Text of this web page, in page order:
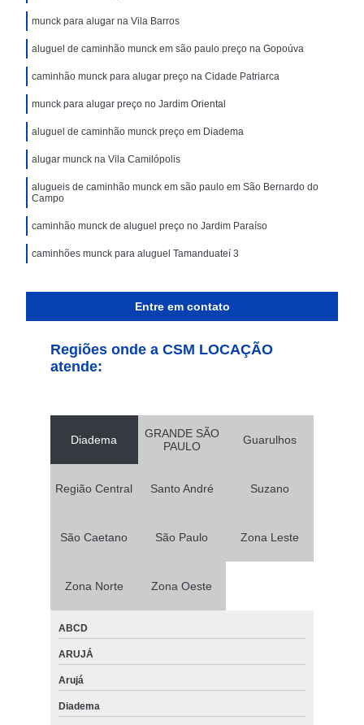
munck para alugar na Vila Barros
aluguel de caminhão munck em são paulo preço na Gopoúva
caminhão munck para alugar preço na Cidade Patriarca
munck para alugar preço no Jardim Oriental
aluguel de caminhão munck preço em Diadema
alugar munck na Vila Camilópolis
alugueis de caminhão munck em são paulo em São Bernardo do
Campo
caminhão munck de aluguel preço no Jardim Paraíso
caminhões munck para aluguel Tamanduateí 3
Entre em contato
Regiões onde a CSM LOCAÇÃO
atende:
Diadema
GRANDE SÃO
PAULO
Guarulhos
Região Central Santo André Suzano
São Caetano São Paulo Zona Leste
Zona Norte Zona Oeste
ABCD
ARUJÁ
Arujá
Diadema